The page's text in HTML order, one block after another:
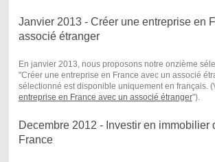
Janvier 2013 - Créer une entreprise en
associé étranger
En janvier 2013, nous proposons notre onzième
"Créer une entreprise en France avec un associé
sélectionné est disponible uniquement en français.
entreprise en France avec un associé étranger") .
Decembre 2012 - Investir en immobilier
France